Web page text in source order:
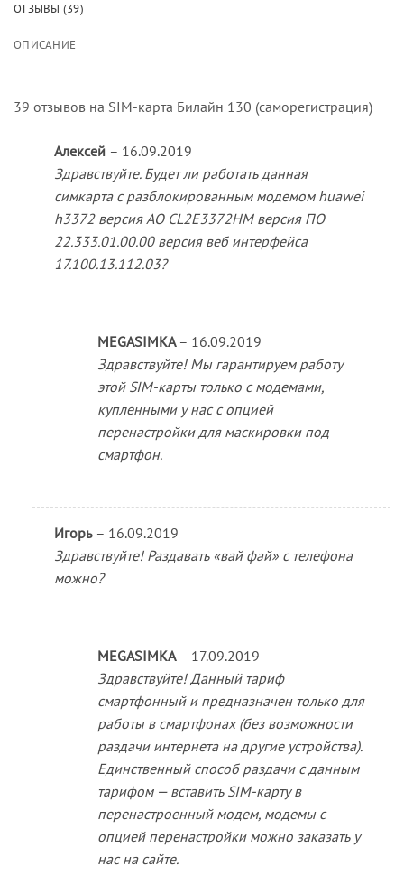
ОТЗЫВЫ (39)
ОПИСАНИЕ
39 отзывов на SIM-карта Билайн 130 (саморегистрация)
Алексей – 16.09.2019
Здравствуйте. Будет ли работать данная
симкарта с разблокированным модемом huawei
h3372 версия АО CL2E3372HM версия ПО
22.333.01.00.00 версия веб интерфейса
17.100.13.112.03?
MEGASIMKA – 16.09.2019
Здравствуйте! Мы гарантируем работу
этой SIM-карты только с модемами,
купленными у нас с опцией
перенастройки для маскировки под
смартфон.
Игорь – 16.09.2019
Здравствуйте! Раздавать «вай фай» с телефона
можно?
MEGASIMKA – 17.09.2019
Здравствуйте! Данный тариф
смартфонный и предназначен только для
работы в смартфонах (без возможности
раздачи интернета на другие устройства).
Единственный способ раздачи с данным
тарифом — вставить SIM-карту в
перенастроенный модем, модемы с
опцией перенастройки можно заказать у
нас на сайте.